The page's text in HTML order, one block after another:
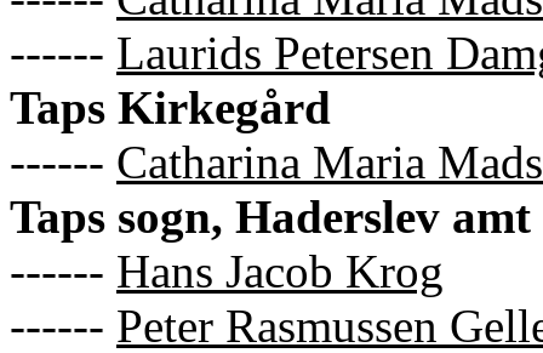
------ Laurids Petersen
Taps Kirkegård
------ Catharina Maria
Taps sogn, Haderslev amt
------ Hans Jacob Krog
------ Peter Rasmussen